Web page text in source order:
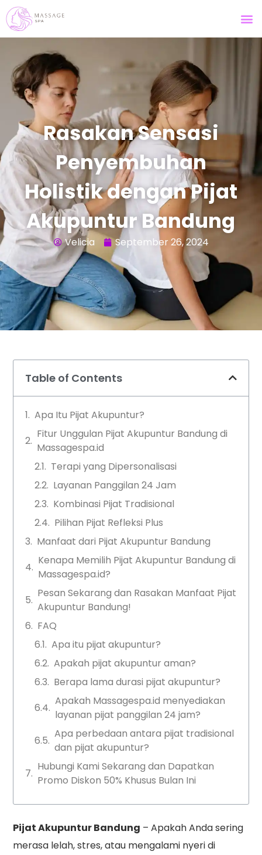
Rasakan Sensasi
Penyembuhan
Holistik dengan Pijat
Akupuntur Bandung
Velicia September 26, 2024
Table of Contents
Apa Itu Pijat Akupuntur?
Fitur Unggulan Pijat Akupuntur Bandung di
Massagespa.id
Terapi yang Dipersonalisasi
Layanan Panggilan 24 Jam
Kombinasi Pijat Tradisional
Pilihan Pijat Refleksi Plus
Manfaat dari Pijat Akupuntur Bandung
Kenapa Memilih Pijat Akupuntur Bandung di
Massagespa.id?
Pesan Sekarang dan Rasakan Manfaat Pijat
Akupuntur Bandung!
FAQ
Apa itu pijat akupuntur?
Apakah pijat akupuntur aman?
Berapa lama durasi pijat akupuntur?
Apakah Massagespa.id menyediakan
layanan pijat panggilan 24 jam?
Apa perbedaan antara pijat tradisional
dan pijat akupuntur?
Hubungi Kami Sekarang dan Dapatkan
Promo Diskon 50% Khusus Bulan Ini
Pijat Akupuntur Bandung – Apakah Anda sering
merasa lelah, stres, atau mengalami nyeri di